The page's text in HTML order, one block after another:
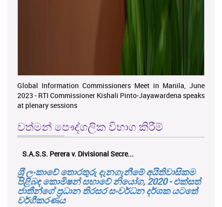
Global Information Commissioners Meet in Manila, June
2023 - RTI Commissioner Kishali Pinto-Jayawardena speaks
at plenary sessions
වත්මන් පෞද්ගලික විභාග කිරීම්
එච්. චන්ද්‍රසේන එ. ප්‍රාදේශීය ලේකම්...
ශ‍්‍රී ලංකාවේ තොරතුරු දැනගැනීමේ අයිතිවාසිකම
පිළිබඳ කොමිෂන් සභාවේ නියෝග, 2020 - එක්සත්
ජාතීන්ගේ ප්‍රධාන තිරසර සංවර්ධන දර්ශක යටතේ
වර්ගීකරණය